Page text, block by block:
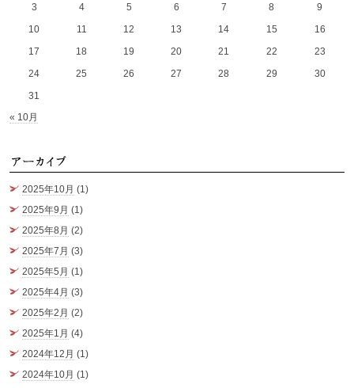
3
4 5 6 7 8
9
10
11 12 13 14 15
16
17
18 19 20 21 22
23
24
25 26 27 28 29
30
31
« 10月
2025年10月 (1)
2025年9月 (1)
2025年8月 (2)
2025年7月 (3)
2025年5月 (1)
2025年4月 (3)
2025年2月 (2)
2025年1月 (4)
2024年12月 (1)
2024年10月 (1)